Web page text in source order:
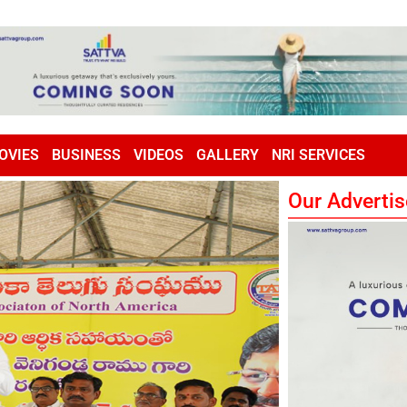
BUSINESS VIDEOS GALLERY NRI SERVICES
Our